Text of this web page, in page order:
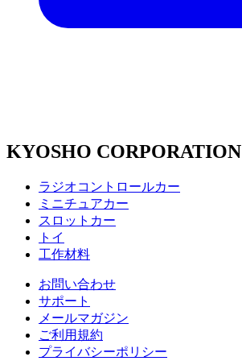
KYOSHO CORPORATION
ラジオコントロールカー
ミニチュアカー
スロットカー
トイ
工作材料
お問い合わせ
サポート
メールマガジン
ご利用規約
プライバシーポリシー